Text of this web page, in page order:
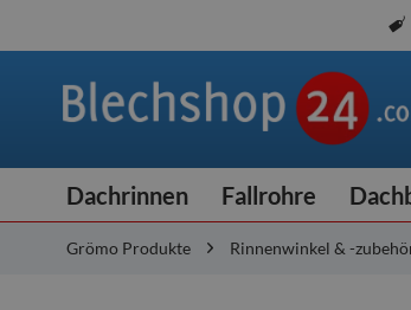
Dachrinnen Fallrohre
Grömo Produkte Rinnenwinkel & -